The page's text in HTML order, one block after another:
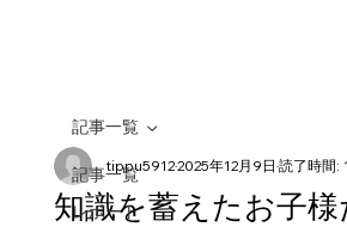
記事一覧
レポート
記事一覧
知識を蓄えたお子
tippu59122025年12月9日 読了時間: